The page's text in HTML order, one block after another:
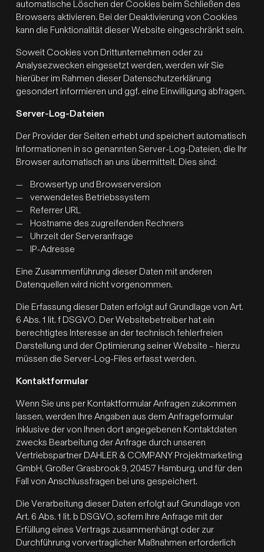
automatische Löschen der Cookies beim Schließen des
Browsers aktivieren. Bei der Deaktivierung von Cookies
kann die Funktionalität dieser Website eingeschränkt sein.
Soweit Cookies von Drittunternehmen oder zu
Analysezwecken eingesetzt werden, werden wir Sie
hierüber im Rahmen dieser Datenschutzerklärung
gesondert informieren und ggf. eine Einwilligung abfragen.
Server-Log-Dateien
Der Provider der Seiten erhebt und speichert automatisch
Informationen in so genannten Server-Log-Dateien, die Ihr
Browser automatisch an uns übermittelt. Dies sind:
Browsertyp und Browserversion
verwendetes Betriebssystem
Referrer URL
Hostname des zugreifenden Rechners
Uhrzeit der Serveranfrage
IP-Adresse
Eine Zusammenführung dieser Daten mit anderen
Datenquellen wird nicht vorgenommen.
Die Erfassung dieser Daten erfolgt auf Grundlage von Art.
6 Abs. 1 lit. f DSGVO. Der Websitebetreiber hat ein
berechtigtes Interesse an der technisch fehlerfreien
Darstellung und der Optimierung seiner Website – hierzu
müssen die Server-Log-Files erfasst werden.
Kontaktformular
Wenn Sie uns per Kontaktformular Anfragen zukommen
lassen, werden Ihre Angaben aus dem Anfrageformular
inklusive der von Ihnen dort angegebenen Kontaktdaten
zwecks Bearbeitung der Anfrage durch unseren
Vertriebspartner DAHLER & COMPANY Projektmarketing
GmbH, Großer Grasbrook 9, 20457 Hamburg, und für den
Fall von Anschlussfragen bei uns gespeichert.
Die Verarbeitung dieser Daten erfolgt auf Grundlage von
Art. 6 Abs. 1 lit. b DSGVO, sofern Ihre Anfrage mit der
Erfüllung eines Vertrags zusammenhängt oder zur
Durchführung vorvertraglicher Maßnahmen erforderlich